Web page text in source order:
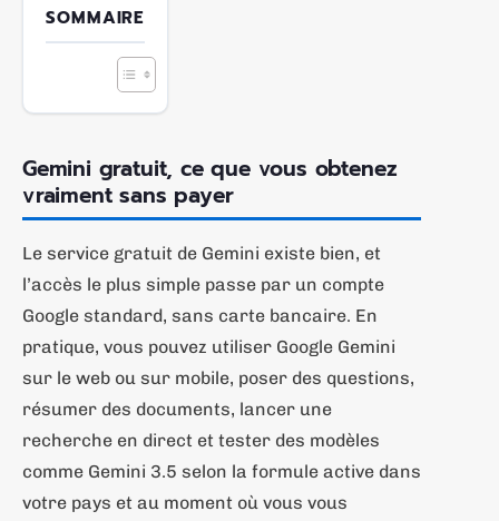
SOMMAIRE
Gemini gratuit, ce que vous obtenez
vraiment sans payer
Le service gratuit de Gemini existe bien, et
l’accès le plus simple passe par un compte
Google standard, sans carte bancaire. En
pratique, vous pouvez utiliser Google Gemini
sur le web ou sur mobile, poser des questions,
résumer des documents, lancer une
recherche en direct et tester des modèles
comme Gemini 3.5 selon la formule active dans
votre pays et au moment où vous vous